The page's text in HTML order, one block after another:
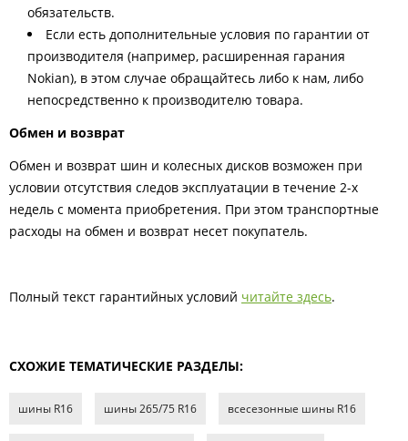
обязательств.
Если есть дополнительные условия по гарантии от
производителя (например, расширенная гарания
Nokian), в этом случае обращайтесь либо к нам, либо
непосредственно к производителю товара.
Обмен и возврат
Обмен и возврат шин и колесных дисков возможен при
условии отсутствия следов эксплуатации в течение 2-х
недель с момента приобретения. При этом транспортные
расходы на обмен и возврат несет покупатель.
Полный текст гарантийных условий читайте здесь.
СХОЖИЕ ТЕМАТИЧЕСКИЕ РАЗДЕЛЫ:
шины R16 шины 265/75 R16 всесезонные шины R16